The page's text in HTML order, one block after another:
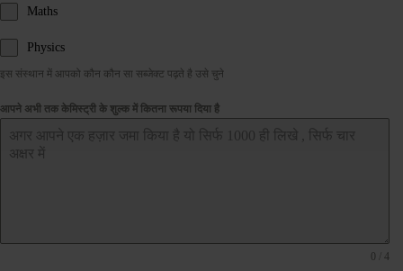
Maths
Physics
इस संस्थान में आपको कौन कौन सा सब्जेक्ट पढ़ते है उसे चुने
आपने अभी तक केमिस्ट्री के शुल्क में कितना रूपया दिया है
0 / 4